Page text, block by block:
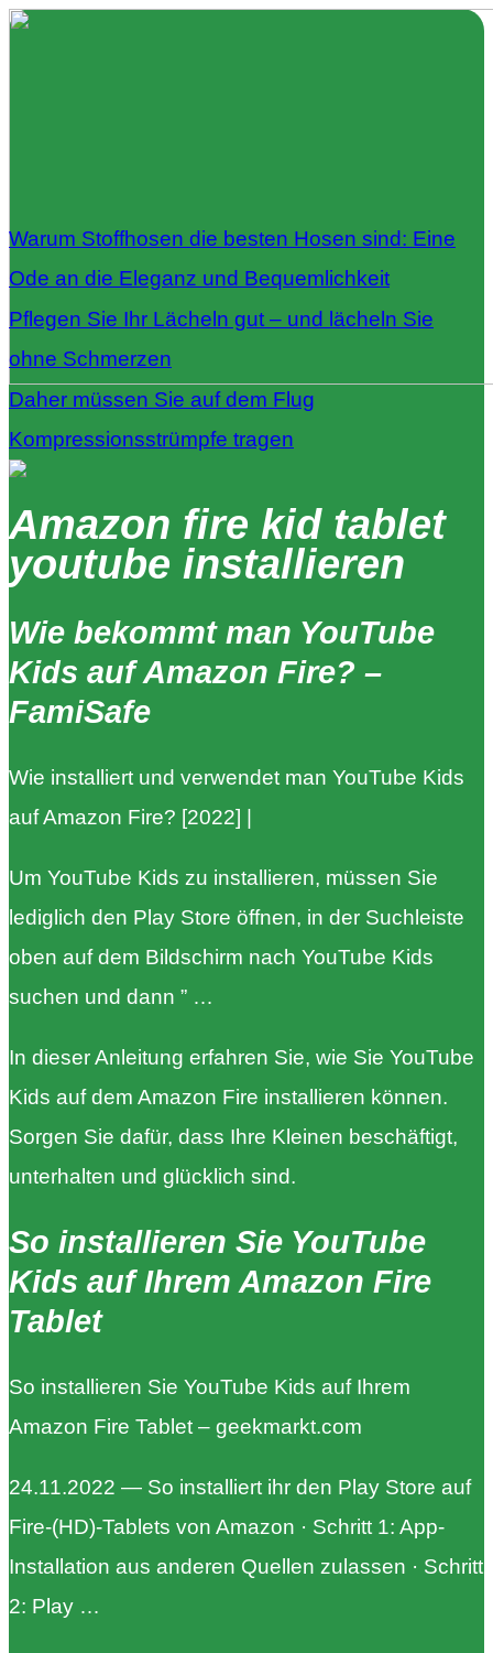
Warum Stoffhosen die besten Hosen sind: Eine
Ode an die Eleganz und Bequemlichkeit
Pflegen Sie Ihr Lächeln gut – und lächeln Sie
ohne Schmerzen
Daher müssen Sie auf dem Flug
Kompressionsstrümpfe tragen
Amazon fire kid tablet
youtube installieren
Wie bekommt man YouTube
Kids auf Amazon Fire? –
FamiSafe
Wie installiert und verwendet man YouTube Kids
auf Amazon Fire? [2022] |
Um YouTube Kids zu installieren, müssen Sie
lediglich den Play Store öffnen, in der Suchleiste
oben auf dem Bildschirm nach YouTube Kids
suchen und dann ” …
In dieser Anleitung erfahren Sie, wie Sie YouTube
Kids auf dem Amazon Fire installieren können.
Sorgen Sie dafür, dass Ihre Kleinen beschäftigt,
unterhalten und glücklich sind.
So installieren Sie YouTube
Kids auf Ihrem Amazon Fire
Tablet
So installieren Sie YouTube Kids auf Ihrem
Amazon Fire Tablet – geekmarkt.com
24.11.2022 — So installiert ihr den Play Store auf
Fire-(HD)-Tablets von Amazon · Schritt 1: App-
Installation aus anderen Quellen zulassen · Schritt
2: Play …